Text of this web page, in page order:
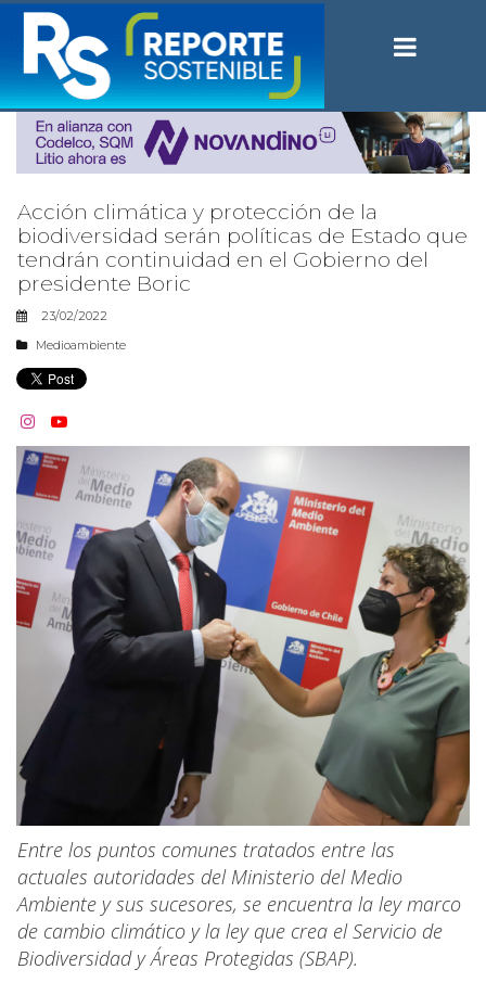
Acción climática y protección de la
biodiversidad serán políticas de Estado que
tendrán continuidad en el Gobierno del
presidente Boric
23/02/2022
Medioambiente
 
Entre los puntos comunes tratados entre las
actuales autoridades del Ministerio del Medio
Ambiente y sus sucesores, se encuentra la ley marco
de cambio climático y la ley que crea el Servicio de
Biodiversidad y Áreas Protegidas (SBAP).